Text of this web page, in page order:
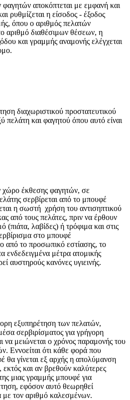
αποκόπτεται με εμφανή και
ρυθμίζεται η είσοδος - έξοδος
όπου ο αριθμός πελατών
αριθμό διαθέσιμων θέσεων, η
και γραμμής αναμονής ελέγχεται
διαχωριστικού προστατευτικού
πελάτη και φαγητού όπου αυτό είναι
χώρο έκθεσης φαγητών, σε
σερβίρεται από το μπουφέ
η σωστή χρήση του αντισηπτικού
από τους πελάτες, πριν να έρθουν
(πιάτα, λαβίδες) ή τρόφιμα και στις
στο μπουφέ
από το προσωπικό εστίασης, το
ενδεδειγμένα μέτρα ατομικής
αυστηρούς κανόνες υγιεινής.
εξυπηρέτηση των πελατών,
σερβιρίσματος για γρήγορη
να μειώνεται ο χρόνος παραμονής του
Εννοείται ότι κάθε φορά που
θα γίνεται εξ αρχής η απολύμανση
και αν βρεθούν καλύτερες
μιας γραμμής μπουφέ για
εφόσον αυτό θεωρηθεί
τον αριθμό καλεσμένων.